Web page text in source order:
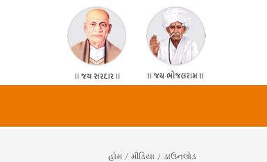
હોમ / મીડિયા / ડાઉનલોડ